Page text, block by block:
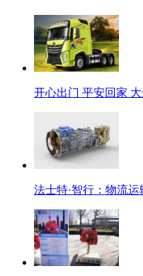
开心出门 平安回家
法士特·智行：物流